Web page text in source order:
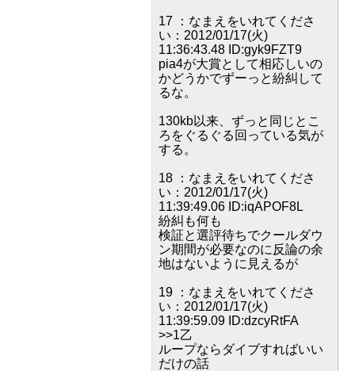
17 ：なまえをいれてくださ
い：2012/01/17(火)
11:36:43.48 ID:gyk9FZT9
pia4が大賞として相応しいの
かどうかでずーっと紛糾して
るな。
130kb以来、ずっと同じとこ
ろをぐるぐる回っている気が
する。
18 ：なまえをいれてくださ
い：2012/01/17(火)
11:39:49.06 ID:iqAPOF8L
紛糾も何も
検証と選評待ちでクールダウ
ン期間が必要なのに反論の余
地はないように見えるが
19 ：なまえをいれてくださ
い：2012/01/17(火)
11:39:59.09 ID:dzcyRtFA
>>1乙
ループならダイブすればいい
だけの話